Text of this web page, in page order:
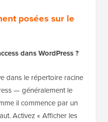
posées sur le
dans WordPress ?
dans le répertoire racine
— généralement le
il commence par un
Activez « Afficher les